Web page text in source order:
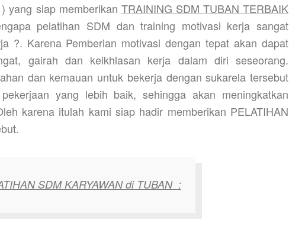
yang siap memberikan TRAINING SDM TUBAN TERBAIK
pelatihan SDM dan training motivasi kerja sangat
?. Karena Pemberian motivasi dengan tepat akan dapat
gairah dan keikhlasan kerja dalam diri seseorang.
dan kemauan untuk bekerja dengan sukarela tersebut
yang lebih baik, sehingga akan meningkatkan
karena itulah kami siap hadir memberikan PELATIHAN
SDM KARYAWAN di TUBAN :